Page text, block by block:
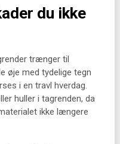
du ikke
trænger til
øje med tydelige tegn
i en travl hverdag.
huller i tagrenden, da
ikke længere